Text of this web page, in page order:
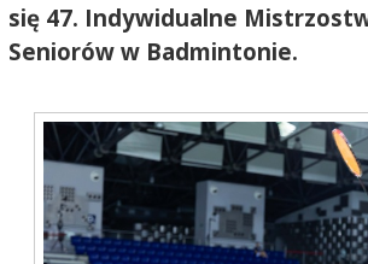
się 47. Indywidualne
Seniorów w Badmintonie.